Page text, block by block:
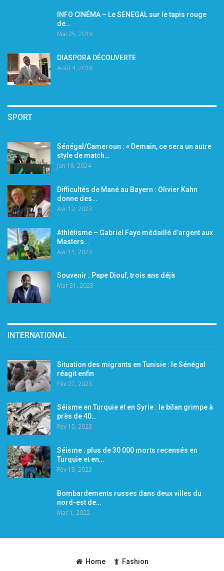
INFO CINÉMA – Le SENEGAL sur le tapis rouge
de…
Mai 25, 2019
DIASPORA DÉCOUVERTE
Août 4, 2018
SPORT
Sénégal/Cameroun : « Demain, ce sera un autre
style de match…
Jan 18, 2024
Difficultés de Mané au Bayern : Olivier Kahn
donne des…
Avr 12, 2023
Athlétisme – Gabriel Faye médaillé d’argent aux
Masters…
Avr 11, 2023
Souvenir : Pape Diouf, trois ans déjà
Mar 31, 2023
INTERNATIONAL
Situation des migrants en Tunisie : le Sénégal
réagit enfin
Fév 27, 2023
Séisme en Turquie et en Syrie : le bilan grimpe à
près de 40…
Fév 15, 2023
Séisme : plus de 30 000 morts recensés en
Turquie et en…
Fév 13, 2023
Bombardements russes dans deux villes du
nord-est de…
Mar 1, 2022
Home Fashion